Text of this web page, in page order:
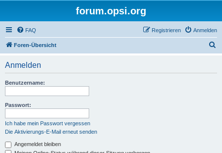
forum.opsi.org
FAQ Anmelden
Registrieren
Foren-Übersicht
Anmelden
Benutzername:
Passwort:
Ich habe mein Passwort vergessen
Die Aktivierungs-E-Mail erneut senden
Angemeldet bleiben